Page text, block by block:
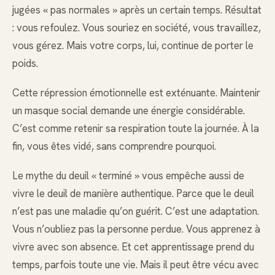
jugées « pas normales » après un certain temps. Résultat
: vous refoulez. Vous souriez en société, vous travaillez,
vous gérez. Mais votre corps, lui, continue de porter le
poids.
Cette répression émotionnelle est exténuante. Maintenir
un masque social demande une énergie considérable.
C’est comme retenir sa respiration toute la journée. À la
fin, vous êtes vidé, sans comprendre pourquoi.
Le mythe du deuil « terminé » vous empêche aussi de
vivre le deuil de manière authentique. Parce que le deuil
n’est pas une maladie qu’on guérit. C’est une adaptation.
Vous n’oubliez pas la personne perdue. Vous apprenez à
vivre avec son absence. Et cet apprentissage prend du
temps, parfois toute une vie. Mais il peut être vécu avec